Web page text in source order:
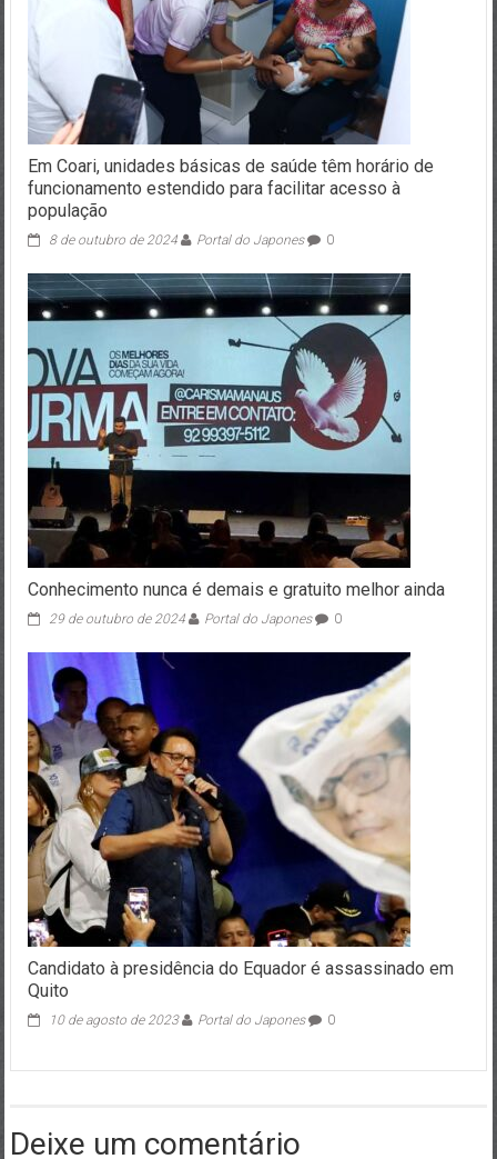
Em Coari, unidades básicas de saúde têm horário de
funcionamento estendido para facilitar acesso à
população
8 de outubro de 2024 Portal do Japones 0
Conhecimento nunca é demais e gratuito melhor ainda
29 de outubro de 2024 Portal do Japones 0
Candidato à presidência do Equador é assassinado em
Quito
10 de agosto de 2023 Portal do Japones 0
Deixe um comentário